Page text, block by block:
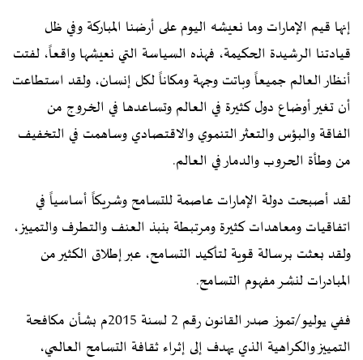
إنها قيم الإمارات وما نعيشه اليوم على أرضنا المباركة وفي ظل
قيادتنا الرشيدة الحكيمة، فهذه السياسة التي نعيشها واقعاً، لفتت
أنظار العالم جميعاً وباتت وجهة ومكاناً لكل إنسان، ولقد استطاعت
أن تغير أوضاع دول كثيرة في العالم وتساعدها في الخروج من
الفاقة والبؤس والتعثر التنموي والاقتصادي وساهمت في التخفيف
من وطأة الحروب والدمار في العالم.
لقد أصبحت دولة الإمارات عاصمة للتسامح وشريكاً أساسياً في
اتفاقيات ومعاهدات كثيرة ومرتبطة بنبذ العنف والتطرف والتمييز،
ولقد بعثت برسالة قوية لتأكيد التسامح، عبر إطلاق الكثير من
المبادرات لنشر مفهوم التسامح.
ففي يوليو/تموز صدر القانون رقم 2 لسنة 2015م بشأن مكافحة
التمييز والكراهية الذي يهدف إلى إثراء ثقافة التسامح العالمي،